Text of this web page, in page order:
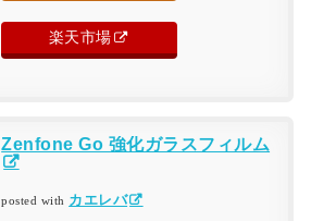
楽天市場
Zenfone Go 強化ガラスフィルム
posted with カエレバ